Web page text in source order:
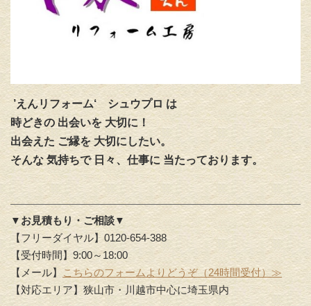
’えんリフォーム‘ シュウプロ は
時どきの 出会いを 大切に！
出会えた ご縁を 大切にしたい。
そんな 気持ちで 日々、仕事に 当たっております。
▼お見積もり・ご相談▼
【フリーダイヤル】0120-654-388
【受付時間】9:00～18:00
【メール】
こちらのフォームよりどうぞ（24時間受付）≫
【対応エリア】狭山市・川越市中心に埼玉県内